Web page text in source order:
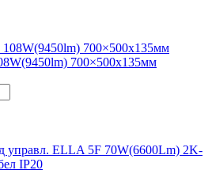
700×500х135мм